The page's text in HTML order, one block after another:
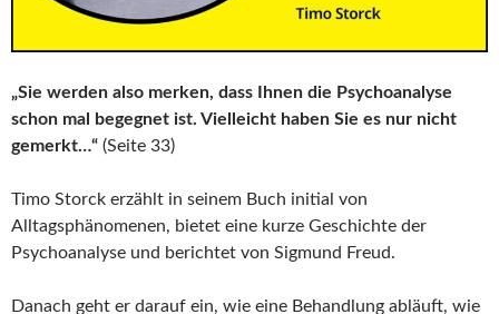
„Sie werden also merken, dass Ihnen die Psychoanalyse
schon mal begegnet ist. Vielleicht haben Sie es nur nicht
gemerkt…“ (Seite 33)
Timo Storck erzählt in seinem Buch initial von
Alltagsphänomenen, bietet eine kurze Geschichte der
Psychoanalyse und berichtet von Sigmund Freud.
Danach geht er darauf ein, wie eine Behandlung abläuft, wie